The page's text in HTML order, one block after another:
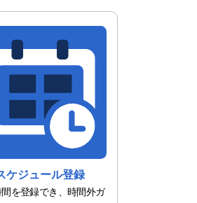
ケジュール登録
を登録でき、時間外ガ